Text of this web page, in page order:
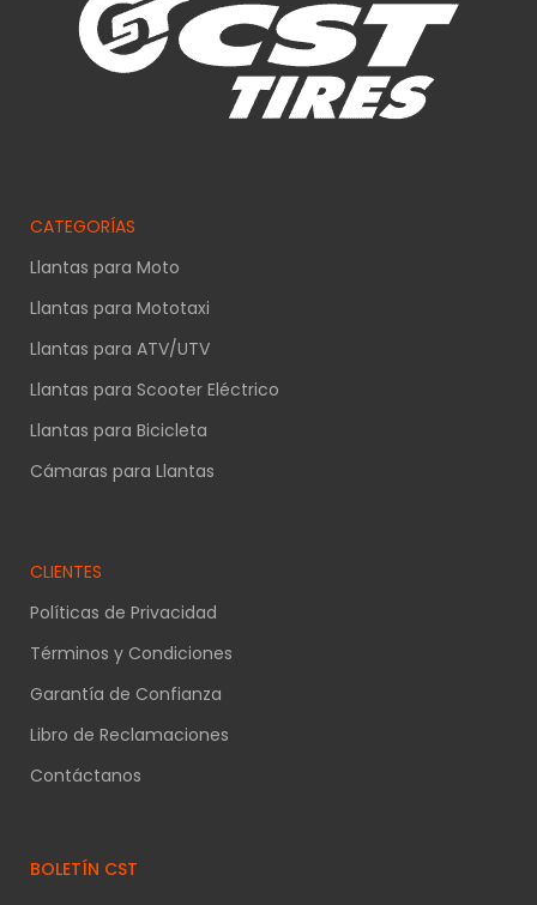
CATEGORÍAS
Llantas para Moto
Llantas para Mototaxi
Llantas para ATV/UTV
Llantas para Scooter Eléctrico
Llantas para Bicicleta
Cámaras para Llantas
CLIENTES
Políticas de Privacidad
Términos y Condiciones
Garantía de Confianza
Libro de Reclamaciones
Contáctanos
BOLETÍN CST